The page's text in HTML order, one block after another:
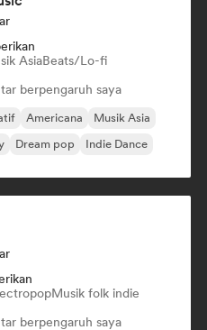
AsiaBeats/Lo-fi
berpengaruh saya
Americana
Musik Asia
Dream pop Indie Dance
Musik folk indie
berpengaruh saya